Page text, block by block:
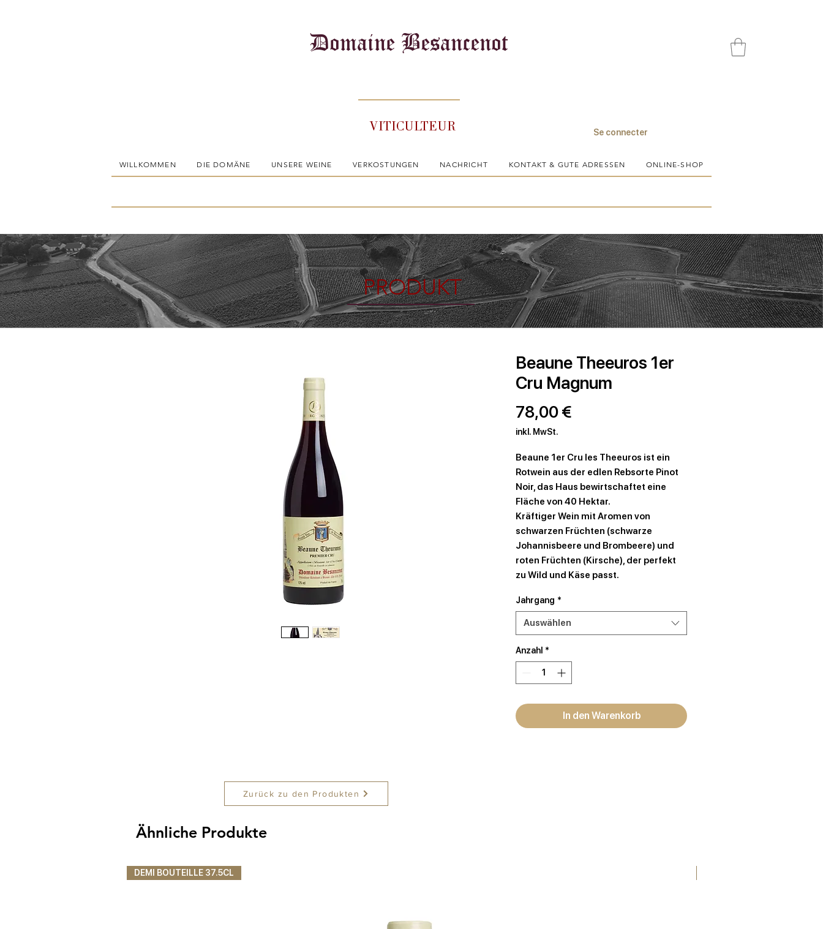
Domaine Besancenot
VITICULTEUR Se connecter
WILLKOMMEN DIE DOMÄNE UNSERE WEINE VERKOSTUNGEN NACHRICHT KONTAKT & GUTE ADRESSEN ONLINE-SHOP
PRODUKT
Beaune Theeuros 1er
Cru Magnum
78,00 €
inkl. MwSt.
Beaune 1er Cru les Theeuros ist ein
Rotwein aus der edlen Rebsorte Pinot
Noir, das Haus bewirtschaftet eine
Fläche von 40 Hektar.
Kräftiger Wein mit Aromen von
schwarzen Früchten (schwarze
Johannisbeere und Brombeere) und
roten Früchten (Kirsche), der perfekt
zu Wild und Käse passt.
Jahrgang *
Auswählen
Anzahl *
In den Warenkorb
Zurück zu den Produkten
Ähnliche Produkte
DEMI BOUTEILLE 37.5CL